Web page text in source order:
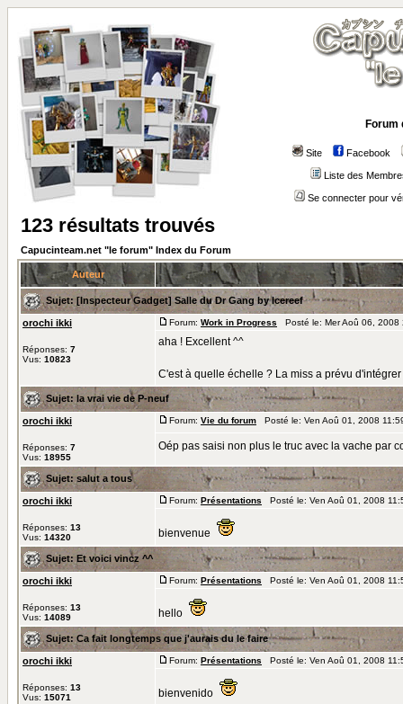
Forum
Site Facebook
Liste des
Se connecter pour
123 résultats trouvés
Capucinteam.net "le forum" Index du Forum
Auteur
Sujet: [Inspecteur Gadget] Salle du Dr Gang by Icereef
orochi ikki
Réponses: 7
Vus: 10823
Forum: Work in Progress Posté le: Mer Aoû 06,
aha ! Excellent ^^
C'est à quelle échelle ? La miss a prévu
Sujet: la vrai vie de P-neuf
orochi ikki
Réponses: 7
Vus: 18955
Forum: Vie du forum Posté le: Ven Aoû 01, 2008
Oép pas saisi non plus le truc avec la vache par
Sujet: salut a tous
orochi ikki
Réponses: 13
Vus: 14320
Forum: Présentations Posté le: Ven Aoû 01, 2008
bienvenue
Sujet: Et voici vincz ^^
orochi ikki
Réponses: 13
Vus: 14089
Forum: Présentations Posté le: Ven Aoû 01, 2008
hello
Sujet: Ca fait longtemps que j'aurais du le faire
orochi ikki
Réponses: 13
Vus: 15071
Forum: Présentations Posté le: Ven Aoû 01, 2008
bienvenido